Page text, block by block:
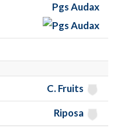
Pgs Audax
C. Fruits
Riposa